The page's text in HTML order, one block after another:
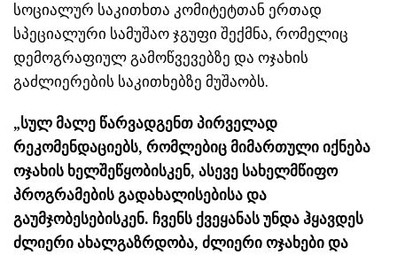
სოციალურ საკითხთა კომიტეტთან ერთად
სპეციალური სამუშაო ჯგუფი შექმნა, რომელიც
დემოგრაფიულ გამოწვევებზე და ოჯახის
გაძლიერების საკითხებზე მუშაობს.
„სულ მალე წარვადგენთ პირველად
რეკომენდაციებს, რომლებიც მიმართული იქნება
ოჯახის ხელშეწყობისკენ, ასევე სახელმწიფო
პროგრამების გადახალისებისა და
გაუმჯობესებისკენ. ჩვენს ქვეყანას უნდა ჰყავდეს
ძლიერი ახალგაზრდობა, ძლიერი ოჯახები და